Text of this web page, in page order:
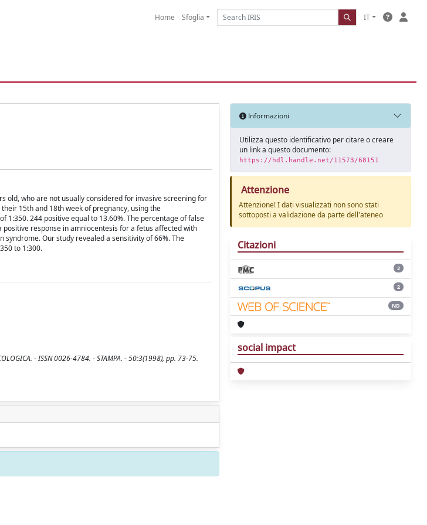
Home Sfoglia IT
old, who are not usually considered for invasive screening for
15th and 18th week of pregnancy, using the
1:350. 244 positive equal to 13.60%. The percentage of false
positive response in amniocentesis for a fetus affected with
Our study revealed a sensitivity of 66%. The
to 1:300.
- ISSN 0026-4784. - STAMPA. - 50:3(1998), pp. 73-75.
Informazioni
Utilizza questo identificativo per citare o creare
un link a questo documento:
https://hdl.handle.net/11573/68151
Attenzione
Attenzione! I dati visualizzati non sono stati
sottoposti a validazione da parte dell'ateneo
Citazioni
2
2
ND
social impact